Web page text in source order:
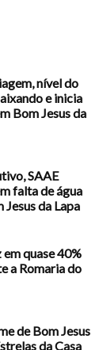
nível do
e inicia
Bom Jesus da
SAAE
falta de água
da Lapa
quase 40%
a Romaria do
de Bom Jesus
da Casa